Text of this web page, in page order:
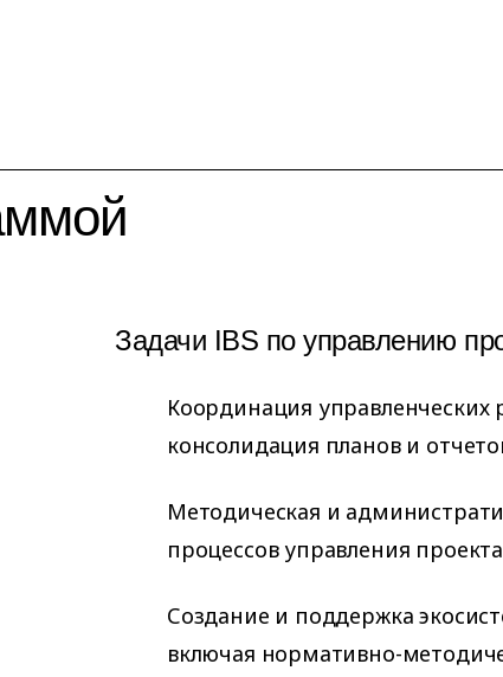
Задачи IBS по управлению
Координация
консолидация планов и
Методическая и
процессов управления
Создание и поддержка
включая нормативно-